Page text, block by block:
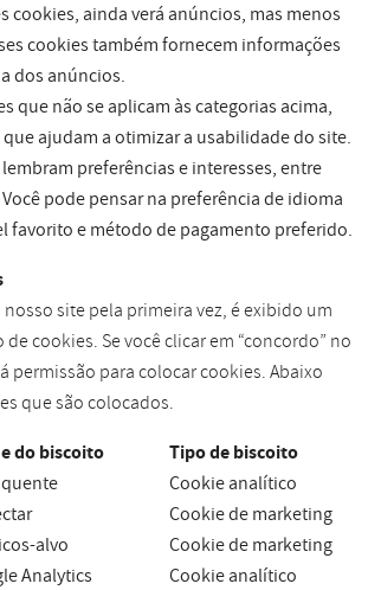
cookies, ainda verá anúncios, mas menos
cookies também fornecem informações
dos anúncios.
que não se aplicam às categorias acima,
ajudam a otimizar a usabilidade do site.
preferências e interesses, entre
pode pensar na preferência de idioma
favorito e método de pagamento preferido.
site pela primeira vez, é exibido um
cookies. Se você clicar em “concordo” no
permissão para colocar cookies. Abaixo
que são colocados.
do biscoito Tipo de biscoito
Cookie analítico
Cookie de marketing
alvo
Cookie de marketing
Analytics
Cookie analítico